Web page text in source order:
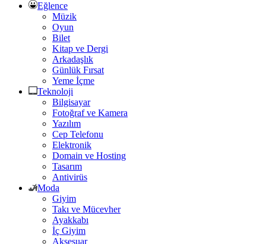
Eğlence
Müzik
Oyun
Bilet
Kitap ve Dergi
Arkadaşlık
Günlük Fırsat
Yeme İçme
Teknoloji
Bilgisayar
Fotoğraf ve Kamera
Yazılım
Cep Telefonu
Elektronik
Domain ve Hosting
Tasarım
Antivirüs
Moda
Giyim
Takı ve Mücevher
Ayakkabı
İç Giyim
Aksesuar